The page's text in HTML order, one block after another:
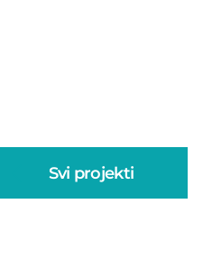
Svi projekti